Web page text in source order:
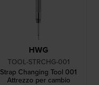
HWG
TOOL-STRCHG-001
Strap Changing Tool 001
Attrezzo per cambio